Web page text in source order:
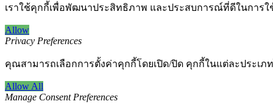
เราใช้คุกกี้เพื่อพัฒนาประสิทธิภาพ และประสบการณ์ที่ดีในการ
Allow
Privacy Preferences
คุณสามารถเลือกการตั้งค่าคุกกี้โดยเปิด/ปิด คุกกี้ในแต่ละประเภ
Allow All
Manage Consent Preferences